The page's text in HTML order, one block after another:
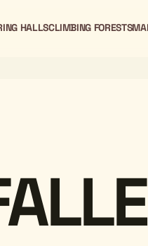
HALLSCLIMBING FORESTS